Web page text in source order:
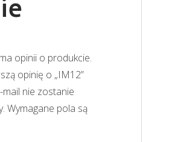
opinii o produkcie.
opinię o „IM12”
nie zostanie
Wymagane pola są